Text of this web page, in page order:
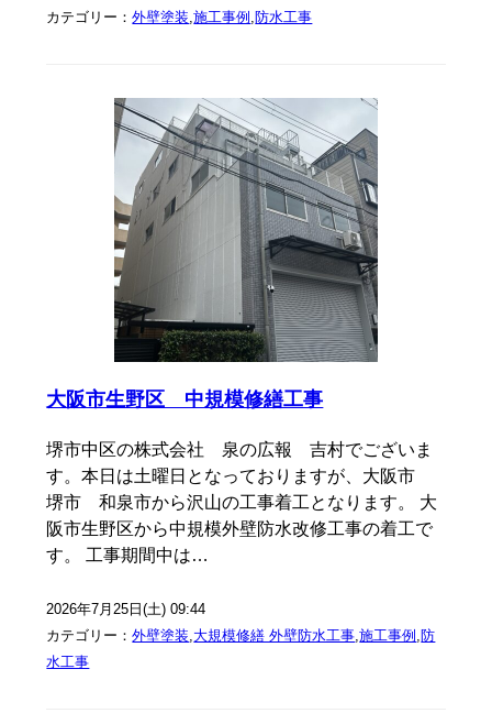
カテゴリー：外壁塗装,施工事例 ,防水工事
大阪市生野区 中規模修繕工事
堺市中区の株式会社 泉の広報 吉村でございま
す。本日は土曜日となっておりますが、大阪市
堺市 和泉市から沢山の工事着工となります。 大
阪市生野区から中規模外壁防水改修工事の着工で
す。 工事期間中は…
2026年7月25日(土) 09:44
カテゴリー：外壁塗装,大規模修繕 外壁防水工事,施工事例 ,防
水工事